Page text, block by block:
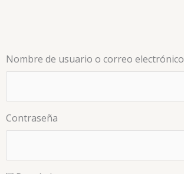
Nombre de usuario o correo electrónico
Contraseña